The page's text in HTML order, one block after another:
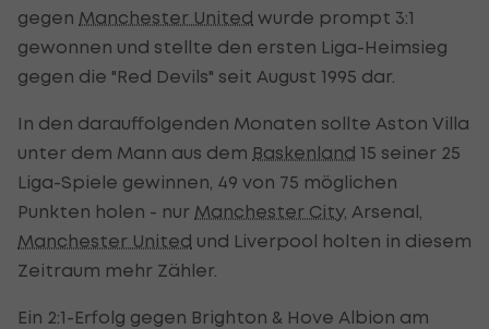
gegen Manchester United wurde prompt 3:1
gewonnen und stellte den ersten Liga-Heimsieg
gegen die "Red Devils" seit August 1995 dar.
In den darauffolgenden Monaten sollte Aston Villa
unter dem Mann aus dem Baskenland 15 seiner 25
Liga-Spiele gewinnen, 49 von 75 möglichen
Punkten holen - nur Manchester City, Arsenal,
Manchester United und Liverpool holten in diesem
Zeitraum mehr Zähler.
Ein 2:1-Erfolg gegen Brighton & Hove Albion am